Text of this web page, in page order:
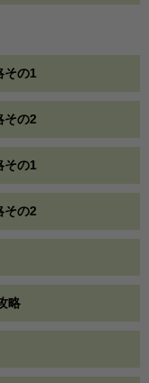
その1
その2
その1
その2
略